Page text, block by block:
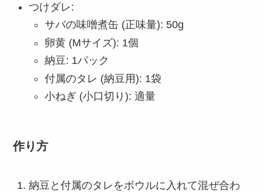
つけダレ:
サバの味噌煮缶 (正味量): 50g
卵黄 (Mサイズ): 1個
納豆: 1パック
付属のタレ (納豆用): 1袋
小ねぎ (小口切り): 適量
作り方
納豆と付属のタレをボウルに入れて混ぜ合わ